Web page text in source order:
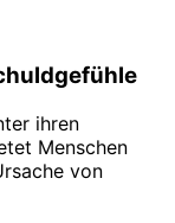
ihren
Menschen
von